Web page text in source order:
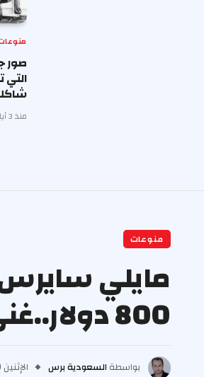
صور
منذ 3 أيام
منوعات
مايلي سايرس
800 دولار..غني لنا
بواسطة السعودية برس الإثنين 09 يونيو 4:25 ص